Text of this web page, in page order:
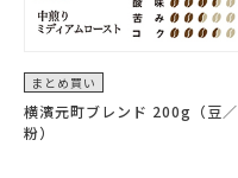
まとめ買い
横濱元町ブレンド 200g（豆／
粉）